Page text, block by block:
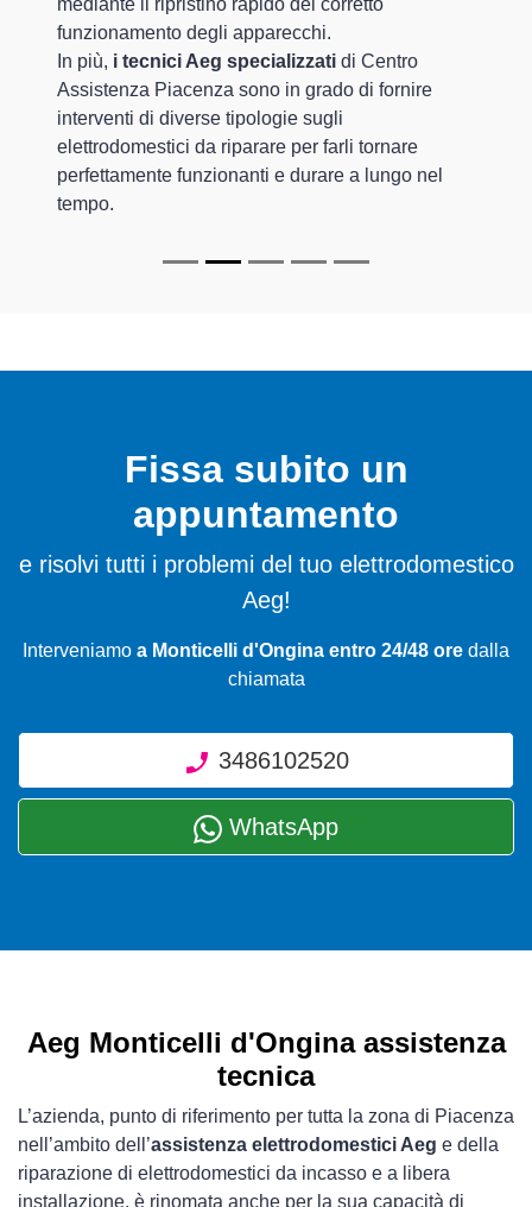
mediante il ripristino rapido del corretto
funzionamento degli apparecchi.
In più, i tecnici Aeg specializzati di Centro
Assistenza Piacenza sono in grado di fornire
interventi di diverse tipologie sugli
elettrodomestici da riparare per farli tornare
perfettamente funzionanti e durare a lungo nel
tempo.
Fissa subito un
appuntamento
e risolvi tutti i problemi del tuo elettrodomestico
Aeg!
Interveniamo a Monticelli d'Ongina entro 24/48 ore dalla
chiamata
3486102520
WhatsApp
Aeg Monticelli d'Ongina assistenza
tecnica
L’azienda, punto di riferimento per tutta la zona di Piacenza
nell’ambito dell’assistenza elettrodomestici Aeg e della
riparazione di elettrodomestici da incasso e a libera
installazione, è rinomata anche per la sua capacità di